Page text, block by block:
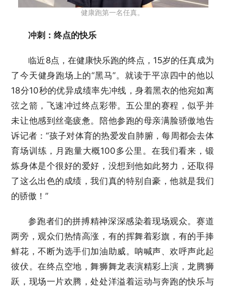
健康跑第一名任真。
冲刺：终点的快乐
临近8点，在健康快乐跑的终点，15岁的任真成为
了今天健身跑场上的“黑马”。就读于平凉四中的他以
18分10秒的优异成绩率先冲线，身着黑衣的他宛如离
弦之箭，飞速冲过终点彩带。五公里的赛程，似乎并
未让他感到丝毫疲惫。陪他参跑的母亲满脸骄傲地告
诉记者：“孩子对体育的热爱发自肺腑，每周都会去体
育场训练，月跑量大概100多公里。在我们看来，锻
炼身体是个很好的爱好，没想到他如此努力，还取得
了这么出色的成绩，我们真的特别自豪，他就是我们
的骄傲！”
参跑者们的拼搏精神深深感染着现场观众。赛道
两旁，观众们热情高涨，有的挥舞着彩旗，有的手捧
鲜花，不断为选手们加油助威。呐喊声、欢呼声此起
彼伏。在终点空地，舞狮舞龙表演精彩上演，龙腾狮
跃，现场一片欢腾，处处洋溢着运动与奔跑的快乐与